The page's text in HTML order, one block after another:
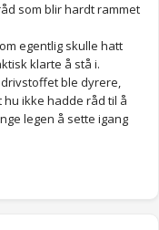
som blir hardt rammet
egentlig skulle hatt
klarte å stå i.
ble dyrere,
ikke hadde råd til å
legen å sette igang